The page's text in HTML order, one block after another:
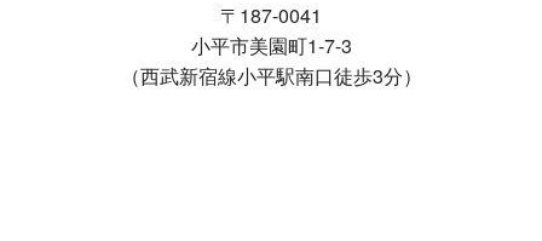
〒187-0041
小平市美園町1-7-3
（西武新宿線小平駅南口徒歩3分）